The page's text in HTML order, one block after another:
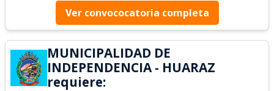
Ver convococatoria completa
MUNICIPALIDAD DE
INDEPENDENCIA - HUARAZ
requiere: